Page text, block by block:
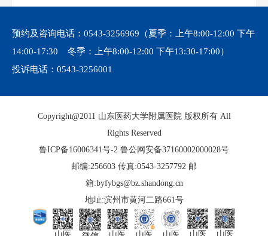
研究中心建设及科研成果。宋艳民详细介绍
了“基于lncRNA靶点的创新抗肿瘤药物联合开
发项目”。 山东医药大学附属医院作为黄河
预约及咨询电话： 0543-3256969 （夏季：上午8:00-12:00 下午
14:00-17:30 冬季：上午8:00-12:00 下午13:30-17:00）
投诉电话： 0543-3256001
Copyright@2011 山东医药大学附属医院 版权所有 All
Rights Reserved
鲁ICP备16006341号-2 鲁公网安备37160002000028号
邮编:256603 传真:0543-3257792 邮
箱:byfybgs@bz.shandong.cn
地址:滨州市黄河二路661号
山医 山医